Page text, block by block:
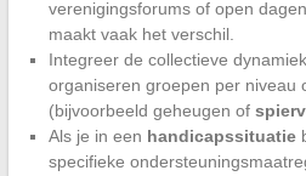
verenigingsforums of open
maakt vaak het verschil.
Integreer de collectieve
organiseren groepen per niveau
(bijvoorbeeld geheugen of
Als je in een handicapssituatie
specifieke